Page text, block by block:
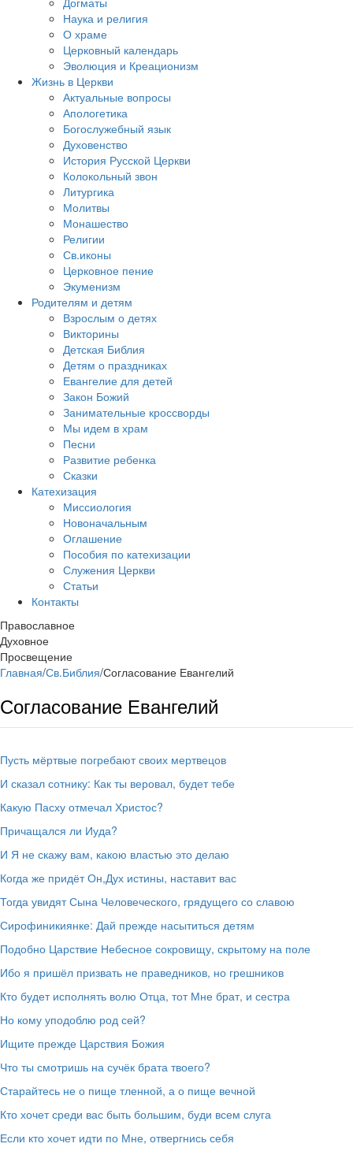
Наука и религия
О храме
Церковный календарь
Эволюция и Креационизм
Жизнь в Церкви
Актуальные вопросы
Апологетика
Богослужебный язык
Духовенство
История Русской Церкви
Колокольный звон
Литургика
Молитвы
Монашество
Религии
Св.иконы
Церковное пение
Экуменизм
Родителям и детям
Взрослым о детях
Викторины
Детская Библия
Детям о праздниках
Евангелие для детей
Закон Божий
Занимательные кроссворды
Мы идем в храм
Песни
Развитие ребенка
Сказки
Катехизация
Миссиология
Новоначальным
Оглашение
Пособия по катехизации
Служения Церкви
Статьи
Контакты
Православное
Духовное
Просвещение
Главная/Св.Библия/Согласование Евангелий
Согласование Евангелий
Пусть мёртвые погребают своих мертвецов
И сказал сотнику: Как ты веровал, будет тебе
Какую Пасху отмечал Христос?
Причащался ли Иуда?
И Я не скажу вам, какою властью это делаю
Когда же придёт Он,Дух истины, наставит вас
Тогда увидят Сына Человеческого, грядущего со славою
Сирофиникиянке: Дай прежде насытиться детям
Подобно Царствие Небесное сокровищу, скрытому на поле
Ибо я пришёл призвать не праведников, но грешников
Кто будет исполнять волю Отца, тот Мне брат, и сестра
Но кому уподоблю род сей?
Ищите прежде Царствия Божия
Что ты смотришь на сучёк брата твоего?
Старайтесь не о пище тленной, а о пище вечной
Кто хочет среди вас быть большим, буди всем слуга
Если кто хочет идти по Мне, отвергнись себя